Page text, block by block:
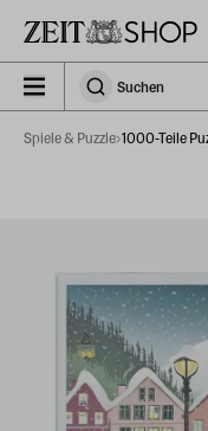
SuchenSuchen
Spiele & Puzzle 1000-Teile